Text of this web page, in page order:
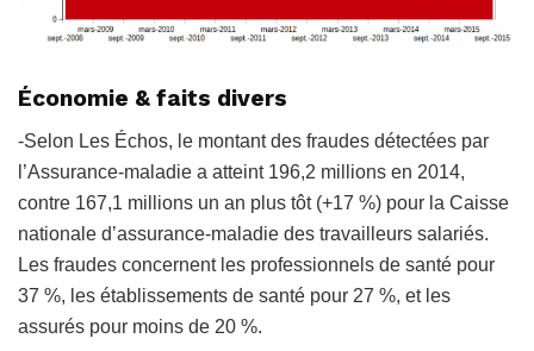
Économie & faits divers
-Selon Les Échos, le montant des fraudes détectées par
l’Assurance-maladie a atteint 196,2 millions en 2014,
contre 167,1 millions un an plus tôt (+17 %) pour la Caisse
nationale d’assurance-maladie des travailleurs salariés.
Les fraudes concernent les professionnels de santé pour
37 %, les établissements de santé pour 27 %, et les
assurés pour moins de 20 %.